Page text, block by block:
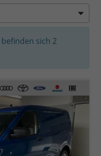
sich 2